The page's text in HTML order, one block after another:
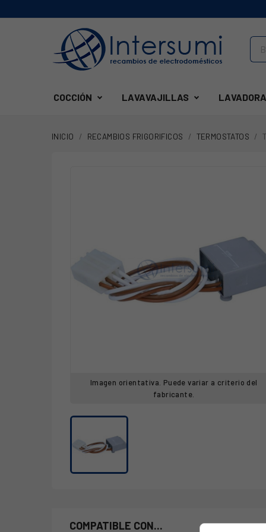
COCCIÓN LAVAVAJILLAS
INICIO RECAMBIOS FRIGORIFICOS TERMOSTATOS
Imagen orientativa. Puede variar a criterio del
fabricante.
COMPATIBLE CON...